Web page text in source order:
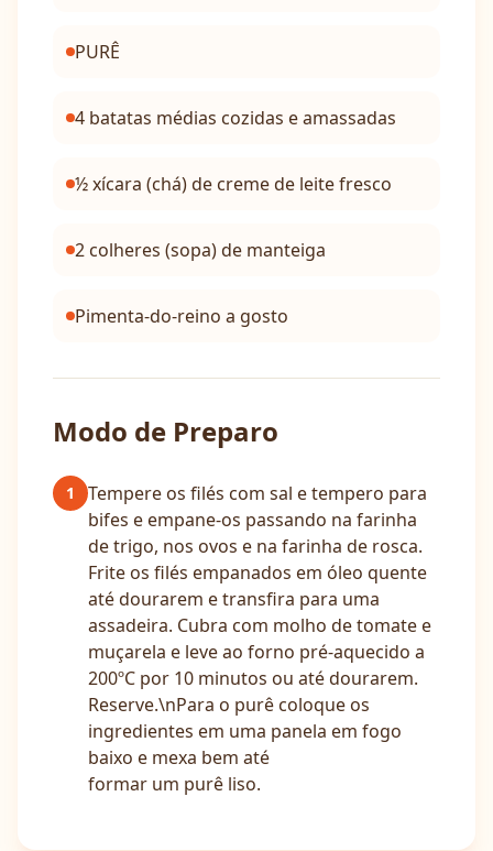
PURÊ
4 batatas médias cozidas e amassadas
½ xícara (chá) de creme de leite fresco
2 colheres (sopa) de manteiga
Pimenta-do-reino a gosto
Modo de Preparo
1
Tempere os filés com sal e tempero para
bifes e empane-os passando na farinha
de trigo, nos ovos e na farinha de rosca.
Frite os filés empanados em óleo quente
até dourarem e transfira para uma
assadeira. Cubra com molho de tomate e
muçarela e leve ao forno pré-aquecido a
200ºC por 10 minutos ou até dourarem.
Reserve.\nPara o purê coloque os
ingredientes em uma panela em fogo
baixo e mexa bem até
formar um purê liso.